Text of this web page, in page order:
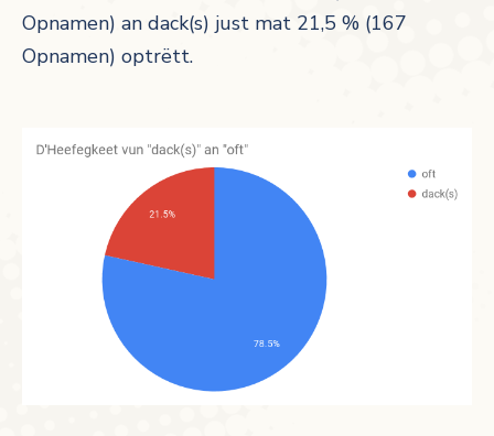
Opnamen) an dack(s) just mat 21,5 % (167
Opnamen) optrëtt.